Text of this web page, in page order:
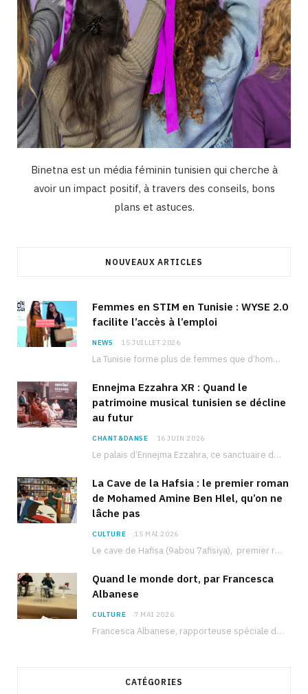
Binetna est un média féminin tunisien qui cherche à
avoir un impact positif, à travers des conseils, bons
plans et astuces.
NOUVEAUX ARTICLES
Femmes en STIM en Tunisie : WYSE 2.0
facilite l’accès à l’emploi
NEWS 15 JUILLET 2026
La Tunisie forme plus de femmes que d’hommes dans les filières scientifiques. Pourtant, pour beaucoup…
Ennejma Ezzahra XR : Quand le
patrimoine musical tunisien se décline
au futur
CHANT&DANSE 16 JUIN 2026
Le palais d’Ennejma Ezzahra, ce sanctuaire de la musique tunisienne et méditerranéenne construit par le…
La Cave de la Hafsia : le premier roman
de Mohamed Amine Ben Hlel, qu’on ne
lâche pas
CULTURE 15 MAI 2026
Le cave de Hafisa (9abou 7afisiya), premier roman du journaliste tunisien Mohamed Amine Ben Hlel,…
Quand le monde dort, par Francesca
Albanese
CULTURE 7 MAI 2026
Francesca Albanese, rapporteuse spéciale de l’ONU sur les territoires palestiniens occupés, était à Tunis pour…
CATÉGORIES